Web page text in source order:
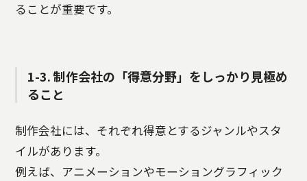
ることが重要です。
1-3. 制作会社の「得意分野」をしっかり見極め
ること
制作会社には、それぞれ得意とするジャンルやスタ
イルがあります。
例えば、アニメーションやモーショングラフィック